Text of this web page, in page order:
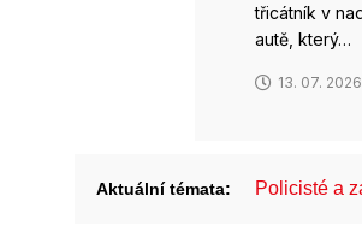
třicátník v
autě, který…
13. 07. 2026
Aktuální témata: Policisté a